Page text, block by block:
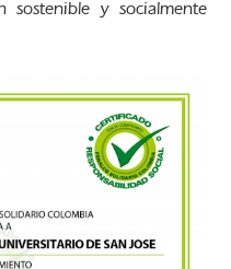
sostenible y socialmente